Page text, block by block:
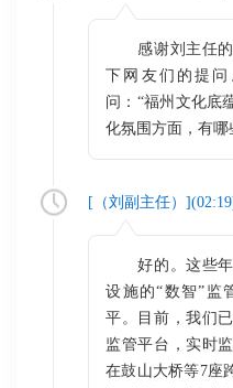
感谢刘主任
下网友们的提
问：“福州文化底
化氛围方面，有
[（刘副主任）](02:19
好的。这些
设施的“数智”监
平。目前，我们
监管平台，实时
在鼓山大桥等7座